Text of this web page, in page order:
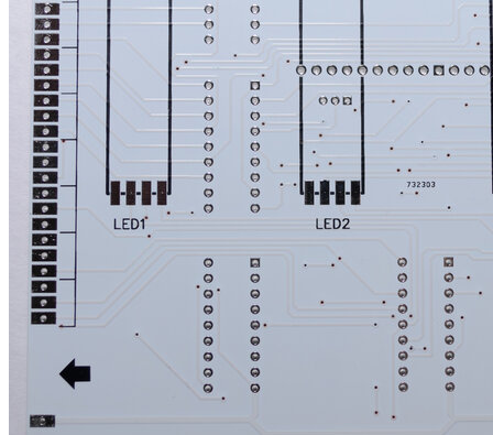
Плата для цветомузыки: